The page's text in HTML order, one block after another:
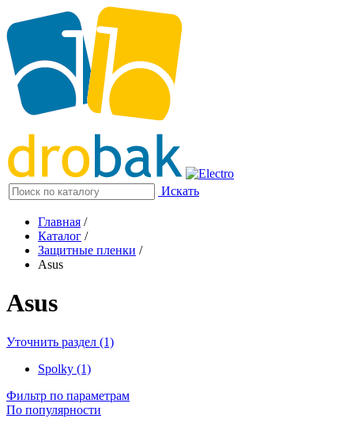
Искать
Главная /
Каталог /
Защитные пленки /
Asus
Asus
Уточнить раздел (1)
Spolky (1)
Фильтр по параметрам
По популярности